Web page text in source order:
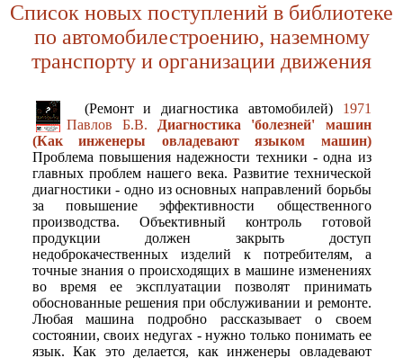
Список новых поступлений в библиотеке
по автомобилестроению, наземному
транспорту и организации движения
(Ремонт и диагностика автомобилей) 1971
Павлов Б.В.
Диагностика 'болезней' машин
(Как инженеры овладевают языком машин)
Проблема повышения надежности техники - одна из
главных проблем нашего века. Развитие технической
диагностики - одно из основных направлений борьбы
за повышение эффективности общественного
производства. Объективный контроль готовой
продукции должен закрыть доступ
недоброкачественных изделий к потребителям, а
точные знания о происходящих в машине изменениях
во время ее эксплуатации позволят принимать
обоснованные решения при обслуживании и ремонте.
Любая машина подробно рассказывает о своем
состоянии, своих недугах - нужно только понимать ее
язык. Как это делается, как инженеры овладевают